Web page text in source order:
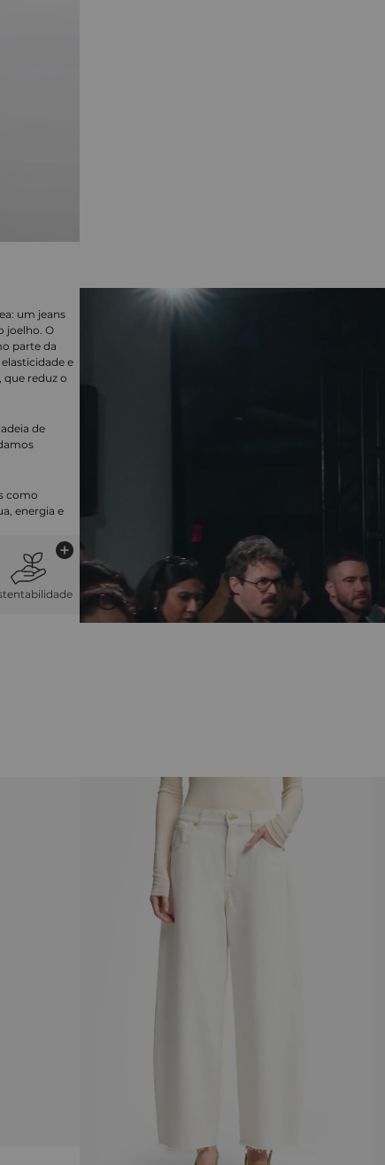
um jeans
joelho. O
parte da
e
reduz o
de
como
energia e